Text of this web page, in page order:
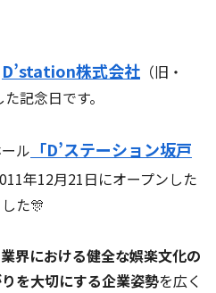
D’station株式会社 （旧・
記念日です。
ル 「D’ステーション坂戸
年12月21日にオープンした
た🎊
界における健全な娯楽文化の
を大切にする企業姿勢を広く